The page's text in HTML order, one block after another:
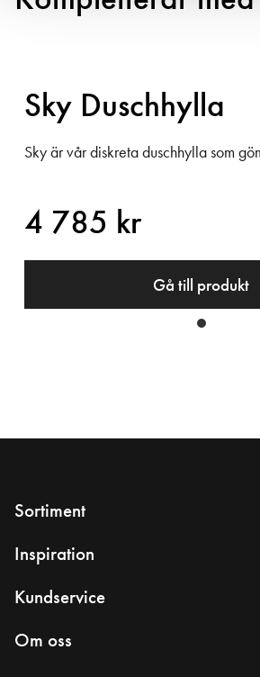
Sky Duschhylla
Sky är vår diskreta duschhylla som
4 785 kr
Gå till produkt
Sortiment
Inspiration
Kundservice
Om oss